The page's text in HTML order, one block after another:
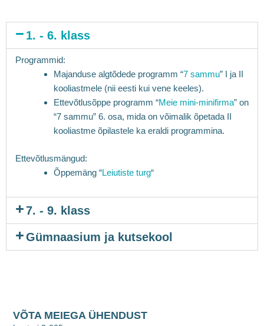
1. - 6. klass
Programmid:
Majanduse algtõdede programm “7 sammu” I ja II
kooliastmele (nii eesti kui vene keeles).
Ettevõtlusõppe programm “Meie mini-minifirma” on
“7 sammu” 6. osa, mida on võimalik õpetada II
kooliastme õpilastele ka eraldi programmina.
Ettevõtlusmängud:
Õppemäng “Leiutiste turg“
7. - 9. klass
Gümnaasium ja kutsekool
VÕTA MEIEGA ÜHENDUST